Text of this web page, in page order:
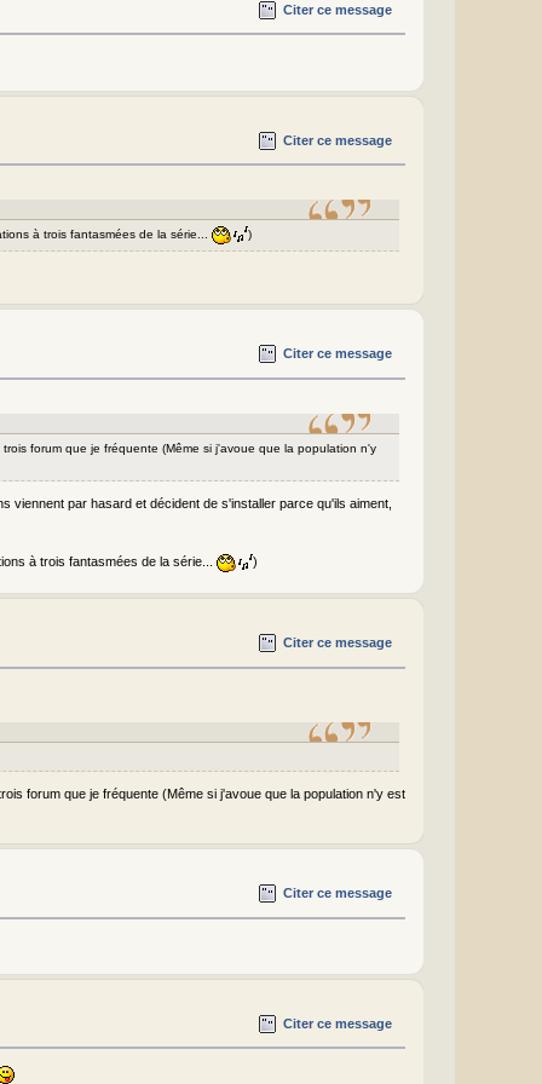
Citer ce message
Citer ce message
à trois fantasmées de la série... )
Citer ce message
forum que je fréquente (Même si j'avoue que la population n'y
viennent par hasard et décident de s'installer parce qu'ils aiment,
à trois fantasmées de la série... )
Citer ce message
forum que je fréquente (Même si j'avoue que la population n'y est
Citer ce message
Citer ce message